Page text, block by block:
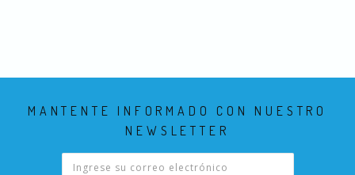
MANTENTE INFORMADO CON NUESTRO
NEWSLETTER